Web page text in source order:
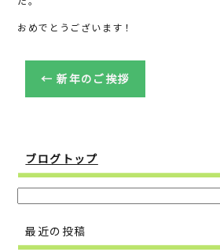
o
k
おめでとうございます！
← 新年のご挨拶
ブログトップ
最近の投稿